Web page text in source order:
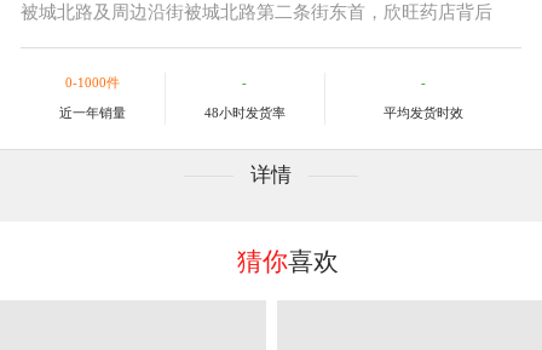
被城北路及周边沿街被城北路第二条街东首，欣旺药店背后
0-1000件
近一年销量
-
48小时发货率
-
平均发货时效
详情
猜你喜欢